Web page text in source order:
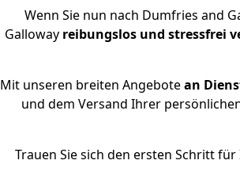
Wenn Sie nun nach Dumfries and
Galloway reibungslos und stressfrei
Mit unseren breiten Angebotean
und dem Versand Ihrer
Trauen Sie sich den ersten Schritt